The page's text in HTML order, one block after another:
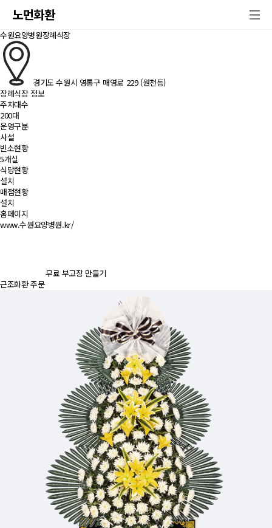
노먼화환
수원요양병원장례식장
경기도 수원시 영통구 매영로 229 (원천동)
장례식장 정보
주차대수
200대
운영구분
사설
빈소현황
5개실
식당현황
설치
매점현황
설치
홈페이지
www.수원요양병원.kr/
무료 부고장 만들기
근조화환 주문